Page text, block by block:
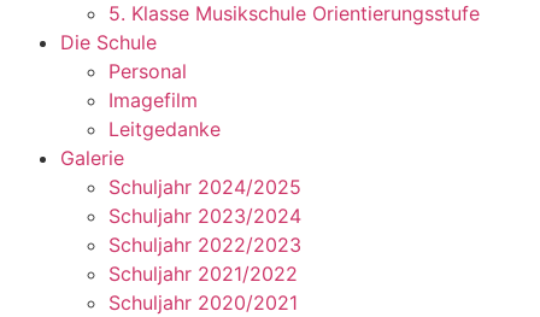
5. Klasse Musikschule Orientierungsstufe
Die Schule
Personal
Imagefilm
Leitgedanke
Galerie
Schuljahr 2024/2025
Schuljahr 2023/2024
Schuljahr 2022/2023
Schuljahr 2021/2022
Schuljahr 2020/2021